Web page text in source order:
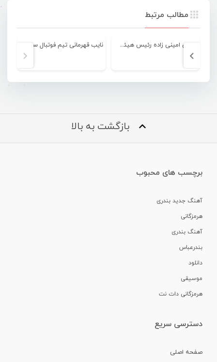
مطالب مرتبط
عباس امینی زاده رئیس هیئت فوتبال هرمزگان شد
بازگشت به بالا
برچسب های محبوب
آهنگ جدید بندری
هرمزگانی
آهنگ بندری
بندرعباس
دانلود
موسیقی
هرمزگانی دات نت
دسترسی سریع
صفحه اصلی